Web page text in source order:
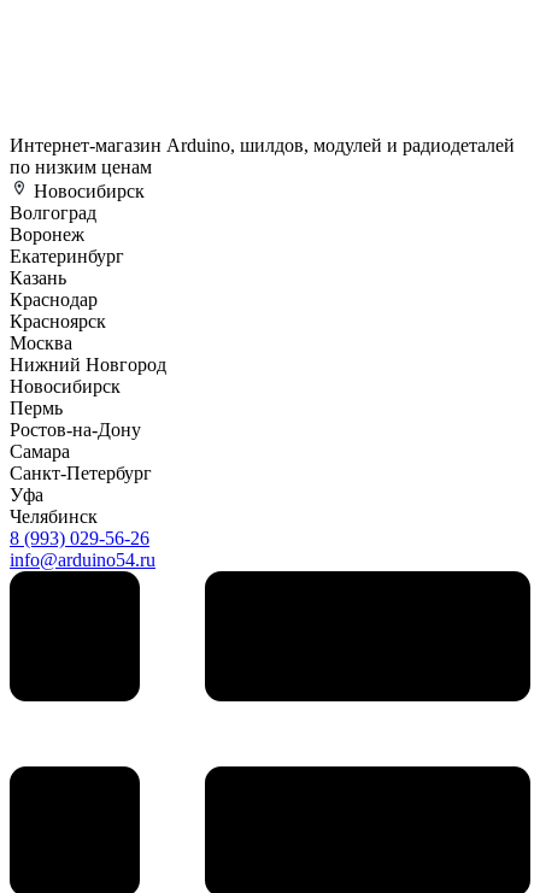
Интернет-магазин Arduino, шилдов, модулей и радиодеталей
по низким ценам
Новосибирск
Волгоград
Воронеж
Екатеринбург
Казань
Краснодар
Красноярск
Москва
Нижний Новгород
Новосибирск
Пермь
Ростов-на-Дону
Самара
Санкт-Петербург
Уфа
Челябинск
8 (993) 029-56-26
info@arduino54.ru